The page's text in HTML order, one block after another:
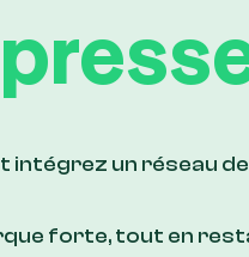
intégrez un réseau
forte, tout en